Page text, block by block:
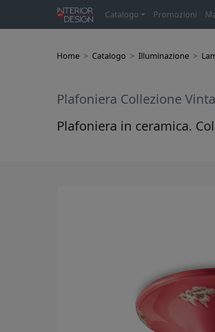
Catalogo Promozioni
Home Catalogo Illuminazione
Plafoniera Collezione
Plafoniera in ceramica.